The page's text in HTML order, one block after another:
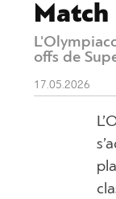
offs de
17.05.2026